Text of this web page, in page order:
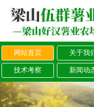
网站首页 关于我
技术考察 新闻动